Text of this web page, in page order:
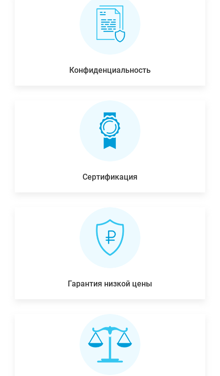
Конфиденциальность
Сертификация
Гарантия низкой цены